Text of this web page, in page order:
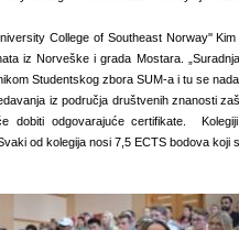
College of Southeast Norway''
iz Norveške i grada Mostara.
Studentskog zbora SUM-a i tu se
iz područja društvenih znanosti
dobiti odgovarajuće certifikate.
od kolegija nosi 7,5 ECTS bodova koji